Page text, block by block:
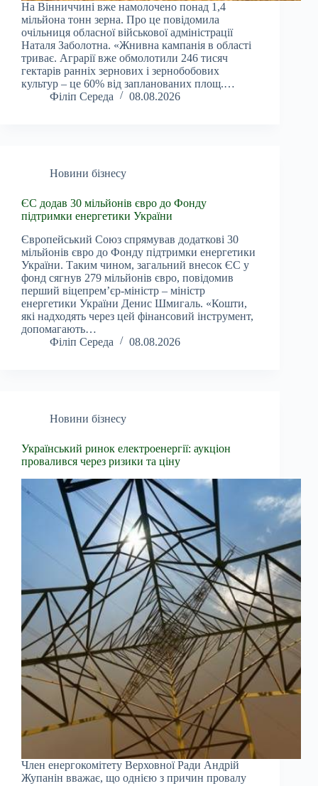
На Вінниччині вже намолочено понад 1,4
мільйона тонн зерна. Про це повідомила
очільниця обласної військової адміністрації
Наталя Заболотна. «Жнивна кампанія в області
триває. Аграрії вже обмолотили 246 тисяч
гектарів ранніх зернових і зернобобових
культур – це 60% від запланованих площ.…
Філіп Середа
08.08.2026
Новини бізнесу
ЄС додав 30 мільйонів євро до Фонду
підтримки енергетики України
Європейський Союз спрямував додаткові 30
мільйонів євро до Фонду підтримки енергетики
України. Таким чином, загальний внесок ЄС у
фонд сягнув 279 мільйонів євро, повідомив
перший віцепрем’єр-міністр – міністр
енергетики України Денис Шмигаль. «Кошти,
які надходять через цей фінансовий інструмент,
допомагають…
Філіп Середа
08.08.2026
Новини бізнесу
Український ринок електроенергії: аукціон
провалився через ризики та ціну
Член енергокомітету Верховної Ради Андрій
Жупанін вважає, що однією з причин провалу